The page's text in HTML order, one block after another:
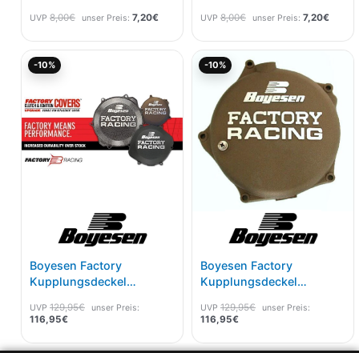
02CC-11
UVP 8,00€ unser Preis: 7,20€
02CC-12
UVP 8,00€ unser Preis: 7,20€
-10%
Boyesen Factory
Kupplungsdeckel
Magnesium
UVP 129,95€
129,95€
unser Preis:
116,95€
-10%
Boyesen Factory
Kupplungsdeckel
Magnesium
UVP 129,95€
Preis
war:
129,95€
unser Preis:
116,95€
Preis
ist:
116,95€.